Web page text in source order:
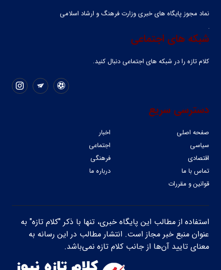
نماد مجوز پایگاه های خبری وزارت فرهنگ و ارشاد اسلامی
شبکه های اجتماعی
کلام تازه را در شبکه ‌های اجتماعی دنبال کنید.
دسترسی سریع
صفحه اصلی
اخبار
سیاسی
اجتماعی
اقتصادی
فرهنگی
تماس با ما
درباره ما
قوانین و مقررات
استفاده از مطالب این پایگاه خبری، تنها با ذکر "کلام تازه" به
عنوان منبع خبر مجاز است. انتشار مطالب در این رسانه به
معنای تایید آن‌ها از جانب کلام تازه نمی‌باشد.